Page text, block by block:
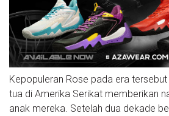
Kepopuleran Rose pada era
tua di Amerika Serikat memberikan
anak mereka. Setelah dua dekade